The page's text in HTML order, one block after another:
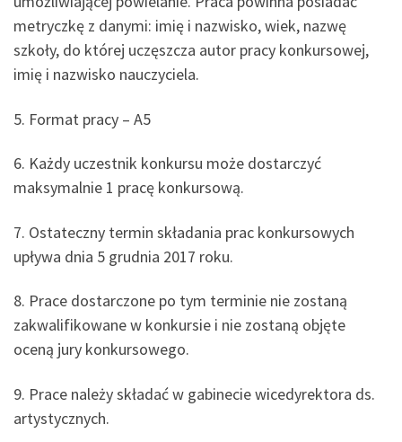
metryczkę z danymi: imię i nazwisko, wiek, nazwę
szkoły, do której uczęszcza autor pracy konkursowej,
imię i nazwisko nauczyciela.
5. Format pracy – A5
6. Każdy uczestnik konkursu może dostarczyć
maksymalnie 1 pracę konkursową.
7. Ostateczny termin składania prac konkursowych
upływa dnia 5 grudnia 2017 roku.
8. Prace dostarczone po tym terminie nie zostaną
zakwalifikowane w konkursie i nie zostaną objęte
oceną jury konkursowego.
9. Prace należy składać w gabinecie wicedyrektora ds.
artystycznych.